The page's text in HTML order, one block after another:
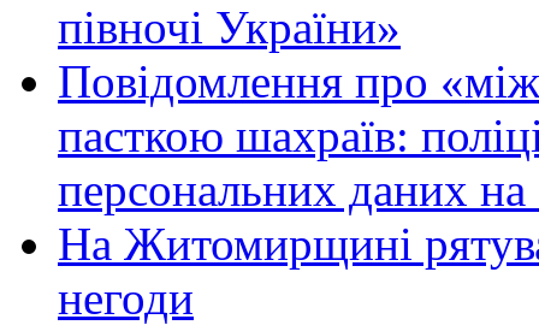
півночі України»
Повідомлення про
пасткою шахраїв:
персональних даних на
На Житомирщині
негоди